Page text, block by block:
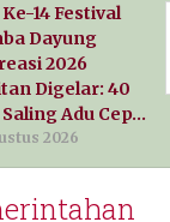
14 Festival
Dayung
2026
Digelar: 40
Adu Cep…
2026